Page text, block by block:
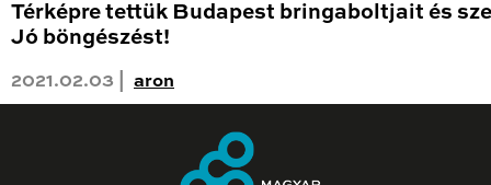
Térképre tettük Budapest bringaboltjait és
Jó böngészést!
2021.02.03 | aron